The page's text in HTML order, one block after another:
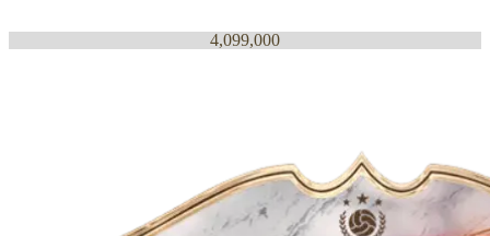
4,099,000